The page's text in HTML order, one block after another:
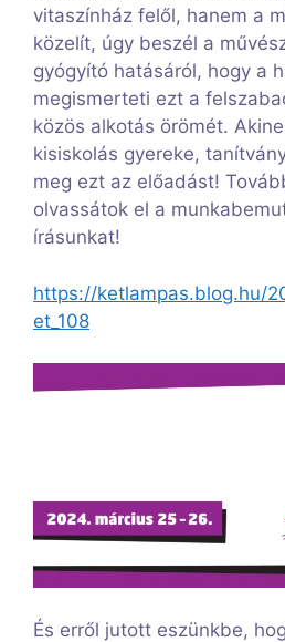
vitaszínház felől, hanem a
közelít, úgy beszél a
gyógyító hatásáról, hogy a
megismerteti ezt a
közös alkotás örömét.
kisiskolás gyereke,
meg ezt az előadást!
olvassátok el a
írásunkat!
https://ketlampas.blog.hu/
et_108
És erről jutott eszünkbe,